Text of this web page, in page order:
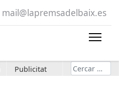
mail@lapremsadelbaix.es
Publicitat Cerca